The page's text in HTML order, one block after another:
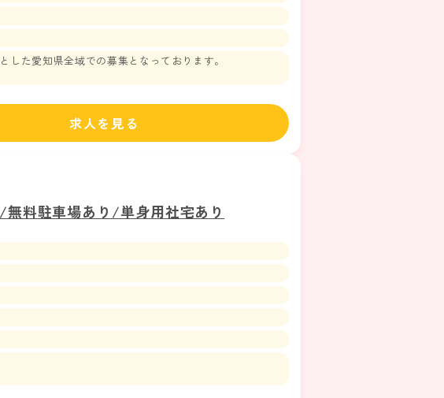
た愛知県全域での募集となっております。
求人を見る
料駐車場あり/単身用社宅あり